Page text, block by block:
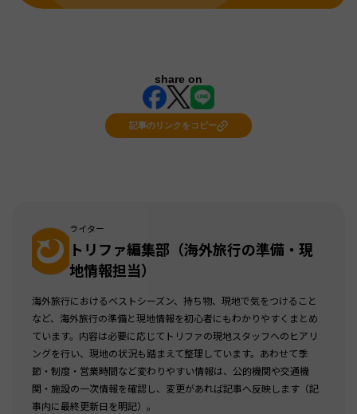
share on
記事のリンクをコピー
ライター
トリファ編集部（海外旅行の準備・現
地情報担当）
海外旅行におけるベストシーズン、持ち物、現地で気をつけること
など、海外旅行の準備と現地情報を初心者にもわかりやすくまとめ
ています。内容は必要に応じてトリファの現地スタッフへのヒアリ
ングを行い、現地の状況も踏まえて整理しています。あわせて季
節・制度・営業時間など変わりやすい情報は、公的機関や交通機
関・施設の一次情報を確認し、変更があれば記事へ反映します（記
事内に最終更新日を明記）。